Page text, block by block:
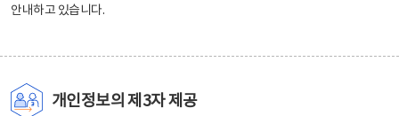
안내하고 있습니다.
개인정보의 제3자 제공